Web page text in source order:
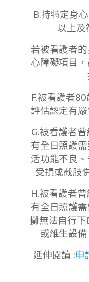
B.持特定身
以上及
若被看護者
心障礙項目
F.被看護者
評估認定有
G.被看護者
有全日照護
活功能不良
受損或截肢
H.被看護者
有全日照護
攤無法自行
或維生設
延伸閱讀 :申